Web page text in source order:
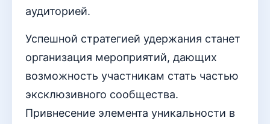
аудиторией.
Успешной стратегией удержания станет
организация мероприятий, дающих
возможность участникам стать частью
эксклюзивного сообщества.
Привнесение элемента уникальности в